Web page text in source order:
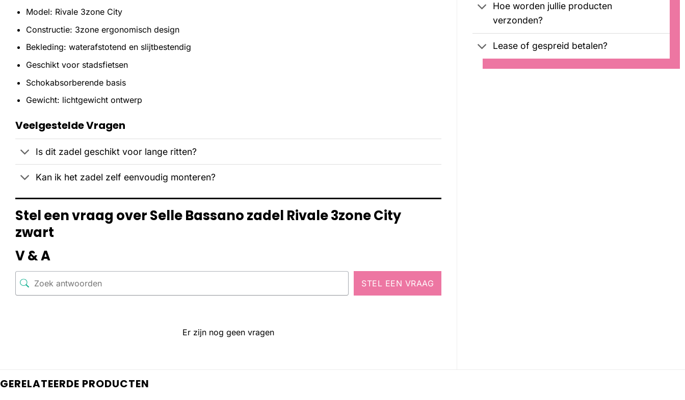
Model: Rivale 3zone City
Constructie: 3zone ergonomisch design
Bekleding: waterafstotend en slijtbestendig
Geschikt voor stadsfietsen
Schokabsorberende basis
Gewicht: lichtgewicht ontwerp
Veelgestelde Vragen
Is dit zadel geschikt voor lange ritten?
Kan ik het zadel zelf eenvoudig monteren?
Stel een vraag over Selle Bassano zadel Rivale 3zone City
zwart
V & A
STEL EEN VRAAG
Er zijn nog geen vragen
Hoe worden jullie producten
verzonden?
Lease of gespreid betalen?
GERELATEERDE PRODUCTEN